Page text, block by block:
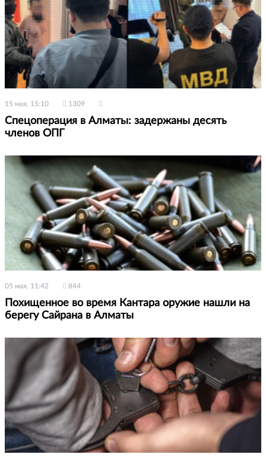
15 мая, 15:10 1309
Спецоперация в Алматы: задержаны десять
членов ОПГ
05 мая, 11:42 844
Похищенное во время Кантара оружие нашли на
берегу Сайрана в Алматы